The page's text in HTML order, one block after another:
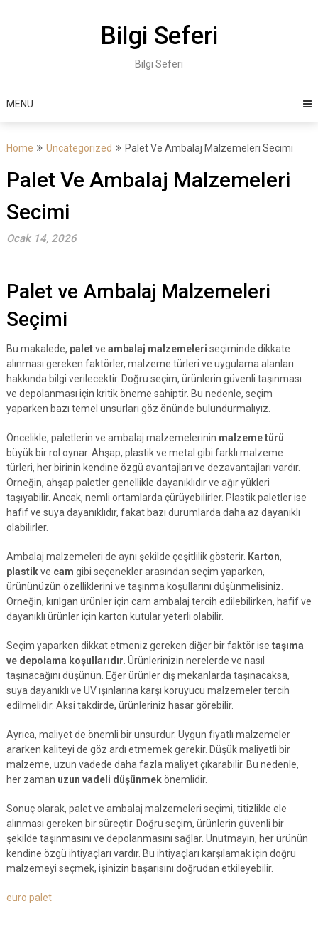
Bilgi Seferi
Bilgi Seferi
MENU
Home Uncategorized Palet Ve Ambalaj Malzemeleri Secimi
Palet Ve Ambalaj Malzemeleri
Secimi
Ocak 14, 2026
Palet ve Ambalaj Malzemeleri
Seçimi
Bu makalede, paletve ambalaj malzemeleri seçiminde dikkate
alınması gereken faktörler, malzeme türleri ve uygulama alanları
hakkında bilgi verilecektir. Doğru seçim, ürünlerin güvenli taşınması
ve depolanması için kritik öneme sahiptir. Bu nedenle, seçim
yaparken bazı temel unsurları göz önünde bulundurmalıyız.
Öncelikle, paletlerin ve ambalaj malzemelerinin malzeme türü
büyük bir rol oynar. Ahşap, plastik ve metal gibi farklı malzeme
türleri, her birinin kendine özgü avantajları ve dezavantajları vardır.
Örneğin, ahşap paletler genellikle dayanıklıdır ve ağır yükleri
taşıyabilir. Ancak, nemli ortamlarda çürüyebilirler. Plastik paletler ise
hafif ve suya dayanıklıdır, fakat bazı durumlarda daha az dayanıklı
olabilirler.
Ambalaj malzemeleri de aynı şekilde çeşitlilik gösterir. Karton,
plastikve cam gibi seçenekler arasından seçim yaparken,
ürününüzün özelliklerini ve taşınma koşullarını düşünmelisiniz.
Örneğin, kırılgan ürünler için cam ambalaj tercih edilebilirken, hafif ve
dayanıklı ürünler için karton kutular yeterli olabilir.
Seçim yaparken dikkat etmeniz gereken diğer bir faktör ise taşıma
ve depolama koşullarıdır . Ürünlerinizin nerelerde ve nasıl
taşınacağını düşünün. Eğer ürünler dış mekanlarda taşınacaksa,
suya dayanıklı ve UV ışınlarına karşı koruyucu malzemeler tercih
edilmelidir. Aksi takdirde, ürünleriniz hasar görebilir.
Ayrıca, maliyet de önemli bir unsurdur. Uygun fiyatlı malzemeler
ararken kaliteyi de göz ardı etmemek gerekir. Düşük maliyetli bir
malzeme, uzun vadede daha fazla maliyet çıkarabilir. Bu nedenle,
her zaman uzun vadeli düşünmekönemlidir.
Sonuç olarak, palet ve ambalaj malzemeleri seçimi, titizlikle ele
alınması gereken bir süreçtir. Doğru seçim, ürünlerin güvenli bir
şekilde taşınmasını ve depolanmasını sağlar. Unutmayın, her ürünün
kendine özgü ihtiyaçları vardır. Bu ihtiyaçları karşılamak için doğru
malzemeyi seçmek, işinizin başarısını doğrudan etkileyebilir.
euro palet